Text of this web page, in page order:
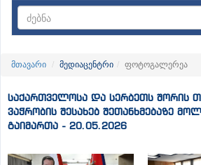
მთავარი მედიაცენტრი ფოტოგალერეა
საქართველოსა და სერბეთს შორის
ვაჭრობის შესახებ შეთანხმებაზე
გაიმართა - 20.05.2026